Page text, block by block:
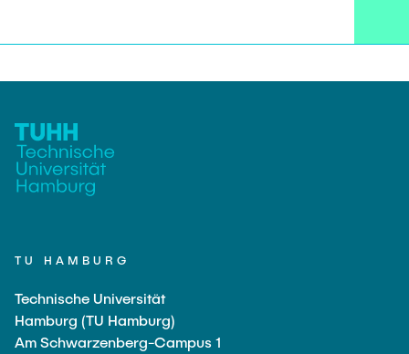
TU HAMBURG
Technische Universität
Hamburg (TU Hamburg)
Am Schwarzenberg-Campus 1